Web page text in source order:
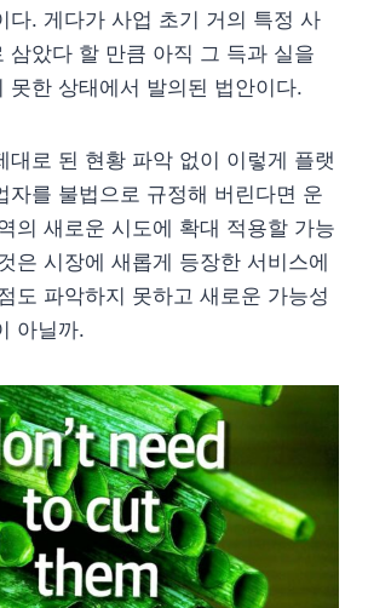
다. 게다가 사업 초기 거의 특정 사
삼았다 할 만큼 아직 그 득과 실을
못한 상태에서 발의된 법안이다.
대로 된 현황 파악 없이 이렇게 플랫
자를 불법으로 규정해 버린다면 운
의 새로운 시도에 확대 적용할 가능
은 시장에 새롭게 등장한 서비스에
도 파악하지 못하고 새로운 가능성
아닐까.